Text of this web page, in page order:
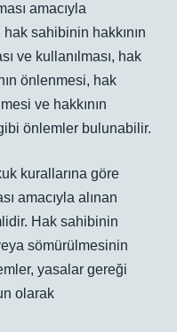
amacıyla
sahibinin hakkının
ve kullanılması, hak
önlenmesi, hak
ve hakkının
önlemler bulunabilir.
kurallarına göre
amacıyla alınan
Hak sahibinin
sömürülmesinin
yasalar gereği
olarak